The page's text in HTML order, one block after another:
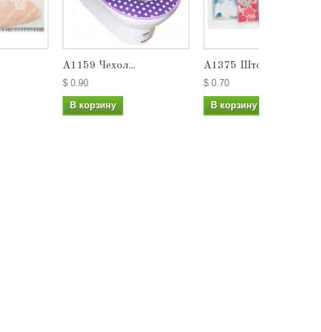
А1159 Чехол...
$ 0.90
В корзину
A1375 Штора...
$ 0.70
В корзину